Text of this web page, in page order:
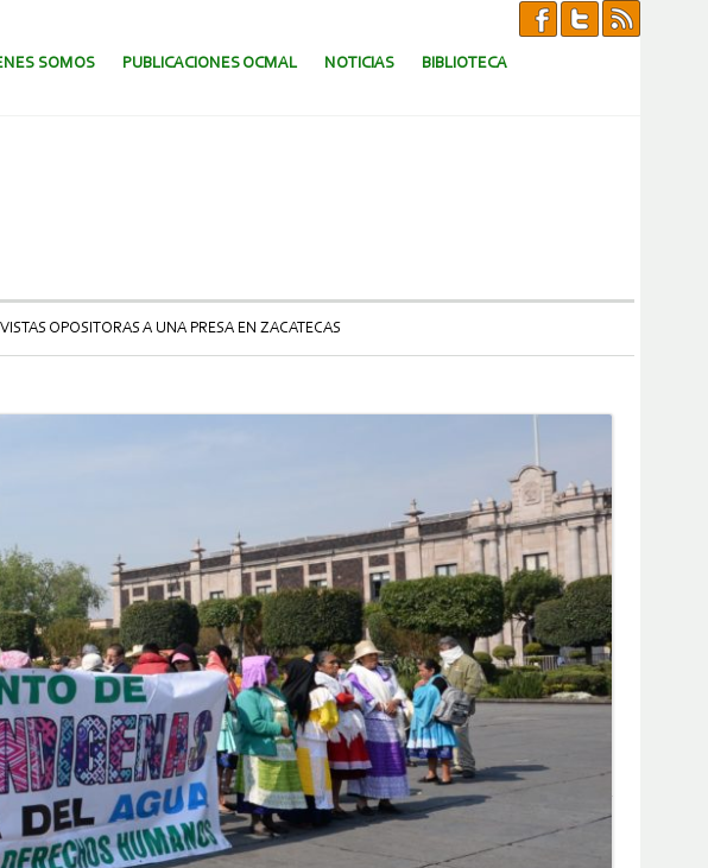
SOMOS PUBLICACIONES OCMAL NOTICIAS BIBLIOTECA
OPOSITORAS A UNA PRESA EN ZACATECAS